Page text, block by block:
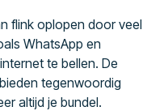
flink oplopen door veel
WhatsApp en
te bellen. De
tegenwoordig
altijd je bundel.